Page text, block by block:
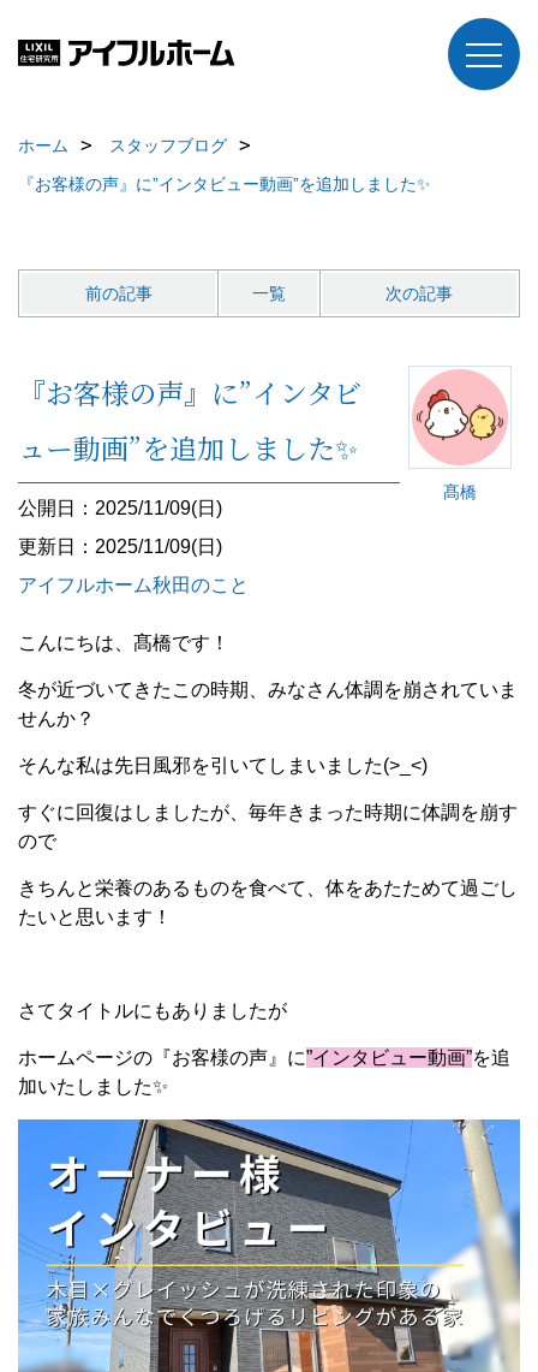
ホーム
スタッフブログ
『お客様の声』に”インタビュー動画”を追加しました✨
前の記事 一覧 次の記事
髙橋
『お客様の声』に”インタビ
ュー動画”を追加しました✨
公開日：2025/11/09(日)
更新日：2025/11/09(日)
アイフルホーム秋田のこと
こんにちは、髙橋です！
冬が近づいてきたこの時期、みなさん体調を崩されていま
せんか？
そんな私は先日風邪を引いてしまいました(>_<)
すぐに回復はしましたが、毎年きまった時期に体調を崩す
ので
きちんと栄養のあるものを食べて、体をあたためて過ごし
たいと思います！
さてタイトルにもありましたが
ホームページの『お客様の声』に”インタビュー動画”を追
加いたしました✨